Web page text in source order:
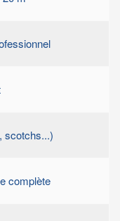
scotchs...)
complète